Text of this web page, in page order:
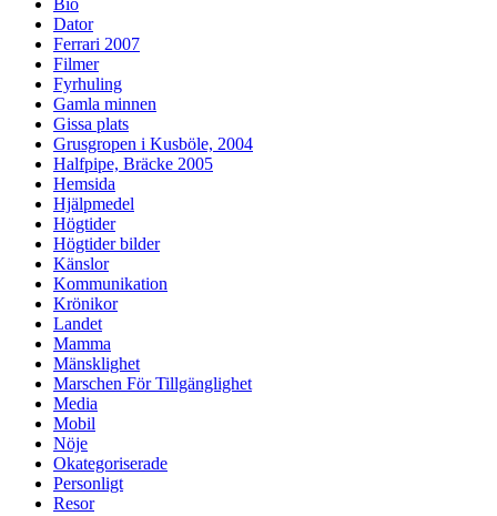
Bio
Dator
Ferrari 2007
Filmer
Fyrhuling
Gamla minnen
Gissa plats
Grusgropen i Kusböle, 2004
Halfpipe, Bräcke 2005
Hemsida
Hjälpmedel
Högtider
Högtider bilder
Känslor
Kommunikation
Krönikor
Landet
Mamma
Mänsklighet
Marschen För Tillgänglighet
Media
Mobil
Nöje
Okategoriserade
Personligt
Resor